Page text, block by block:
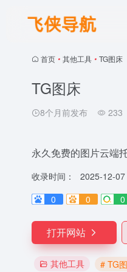
首页 • 其他工具 • TG图床
TG图床
8个月前发布 233
永久免费的图片云端
收录时间：
2025-12-07
0
0 0
打开网站
其他工具 # TG